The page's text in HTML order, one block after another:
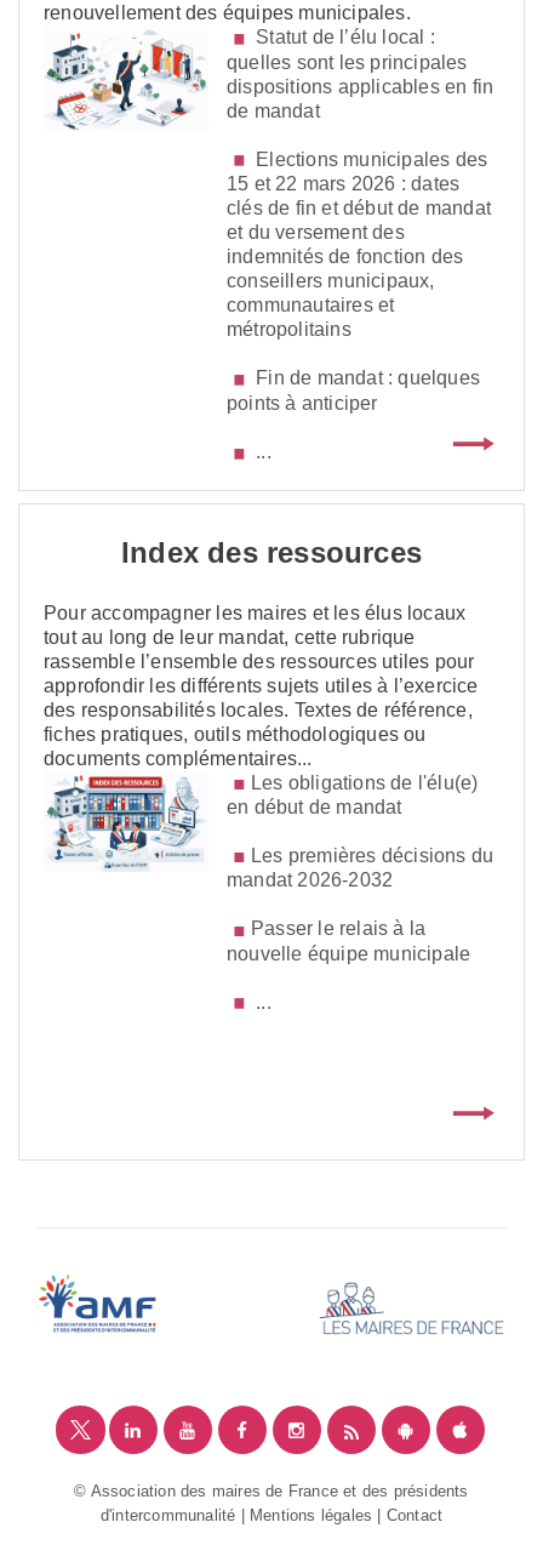
renouvellement des équipes municipales.
Statut de l’élu local :
quelles sont les principales
dispositions applicables en fin
de mandat
Elections municipales des
15 et 22 mars 2026 : dates
clés de fin et début de mandat
et du versement des
indemnités de fonction des
conseillers municipaux,
communautaires et
métropolitains
Fin de mandat : quelques
points à anticiper
...
Index des ressources
Pour accompagner les maires et les élus locaux
tout au long de leur mandat, cette rubrique
rassemble l’ensemble des ressources utiles pour
approfondir les différents sujets utiles à l’exercice
des responsabilités locales. Textes de référence,
fiches pratiques, outils méthodologiques ou
documents complémentaires...
Les obligations de l'élu(e)
en début de mandat
Les premières décisions du
mandat 2026-2032
Passer le relais à la
nouvelle équipe municipale
...
© Association des maires de France et des présidents
d'intercommunalité | Mentions légales | Contact